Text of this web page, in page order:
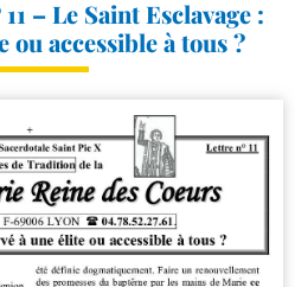
– Le Saint Esclavage :
ou accessible à tous ?